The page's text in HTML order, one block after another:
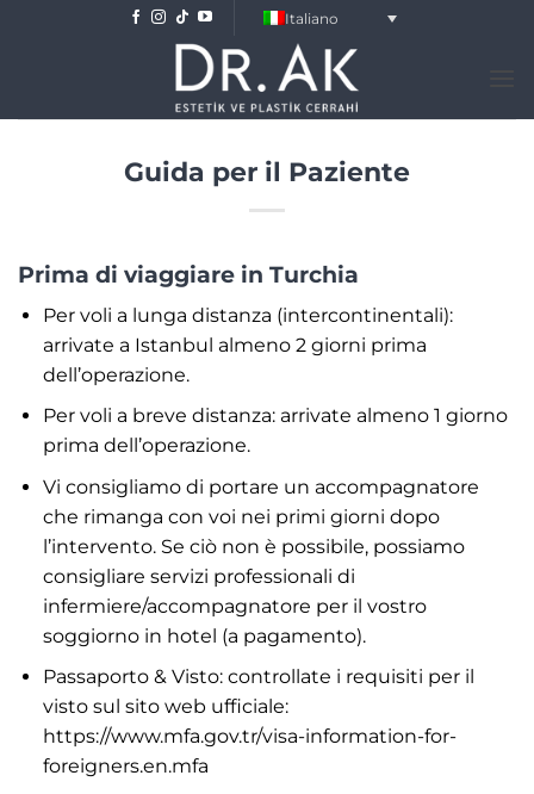
Italiano
Guida per il Paziente
Prima di viaggiare in Turchia
Per voli a lunga distanza (intercontinentali):
arrivate a Istanbul almeno 2 giorni prima
dell’operazione.
Per voli a breve distanza: arrivate almeno 1 giorno
prima dell’operazione.
Vi consigliamo di portare un accompagnatore
che rimanga con voi nei primi giorni dopo
l’intervento. Se ciò non è possibile, possiamo
consigliare servizi professionali di
infermiere/accompagnatore per il vostro
soggiorno in hotel (a pagamento).
Passaporto & Visto: controllate i requisiti per il
visto sul sito web ufficiale:
https://www.mfa.gov.tr/visa-information-for-
foreigners.en.mfa